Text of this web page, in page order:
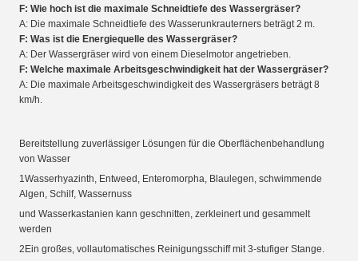
F: Wie hoch ist die maximale Schneidtiefe des Wassergräser?
A: Die maximale Schneidtiefe des Wasserunkrauterners beträgt 2 m.
F: Was ist die Energiequelle des Wassergräser?
A: Der Wassergräser wird von einem Dieselmotor angetrieben.
F: Welche maximale Arbeitsgeschwindigkeit hat der Wassergräser?
A: Die maximale Arbeitsgeschwindigkeit des Wassergräsers beträgt 8
km/h.
Bereitstellung zuverlässiger Lösungen für die Oberflächenbehandlung
von Wasser
1Wasserhyazinth, Entweed, Enteromorpha, Blaulegen, schwimmende
Algen, Schilf, Wassernuss
und Wasserkastanien kann geschnitten, zerkleinert und gesammelt
werden
2Ein großes, vollautomatisches Reinigungsschiff mit 3-stufiger Stange.